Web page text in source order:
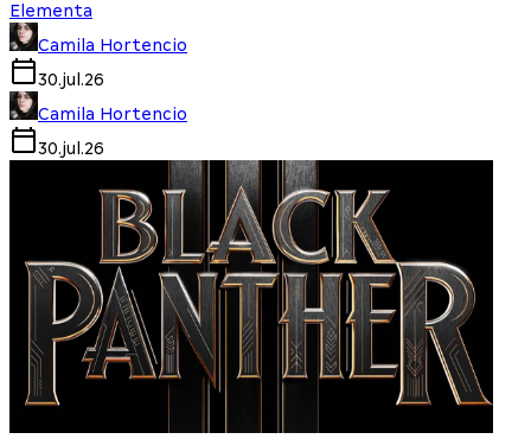
Elementa
Camila Hortencio
30.jul.26
Camila Hortencio
30.jul.26